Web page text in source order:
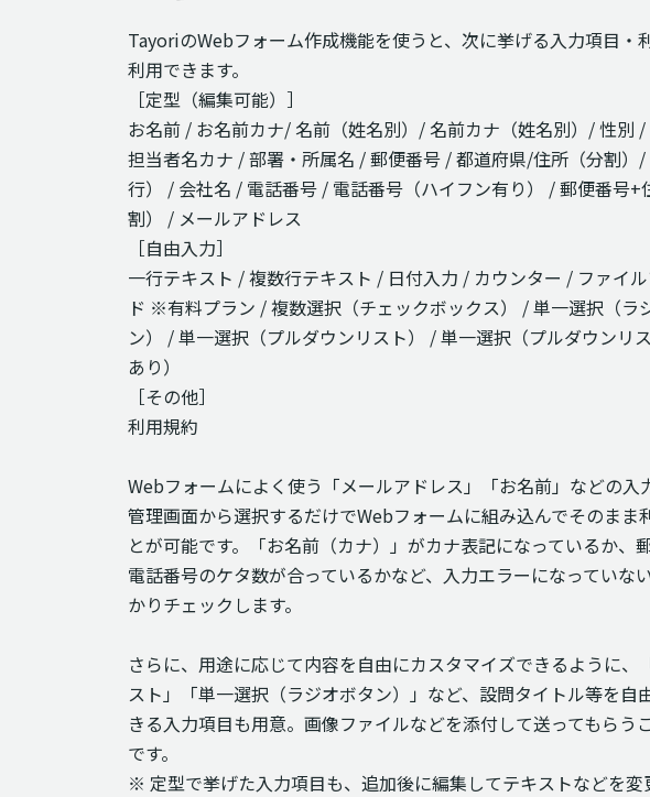
TayoriのWebフォーム作成機能を使うと、次に挙げる入力項目・
利用できます。
［定型（編集可能）］
お名前 / お名前カナ/ 名前（姓名別）/ 名前カナ（姓名別）/ 性別
担当者名カナ / 部署・所属名 / 郵便番号 / 都道府県/住所（分割）
行） / 会社名 / 電話番号 / 電話番号（ハイフン有り） / 郵便番号+
割） / メールアドレス
［自由入力］
一行テキスト / 複数行テキスト / 日付入力 / カウンター / ファイ
ド ※有料プラン / 複数選択（チェックボックス） / 単一選択（ラ
ン） / 単一選択（プルダウンリスト） / 単一選択（プルダウンリ
あり）
［その他］
利用規約
Webフォームによく使う「メールアドレス」「お名前」などの入
管理画面から選択するだけでWebフォームに組み込んでそのまま
とが可能です。「お名前（カナ）」がカナ表記になっているか、
電話番号のケタ数が合っているかなど、入力エラーになっていな
かりチェックします。
さらに、用途に応じて内容を自由にカスタマイズできるように、
スト」「単一選択（ラジオボタン）」など、設問タイトル等を自
きる入力項目も用意。画像ファイルなどを添付して送ってもらう
です。
※ 定型で挙げた入力項目も、追加後に編集してテキストなどを変